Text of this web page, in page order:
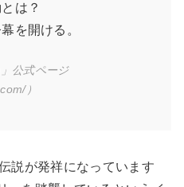
は？
を開ける。
公式ページ
）
説が発祥になっています